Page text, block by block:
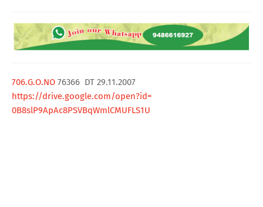
S
706.G.O.NO 76366 DT 29.11.2007
https://drive.google.com/open?id=
0B8slP9ApAc8PSVBqWmlCMUFLS1U